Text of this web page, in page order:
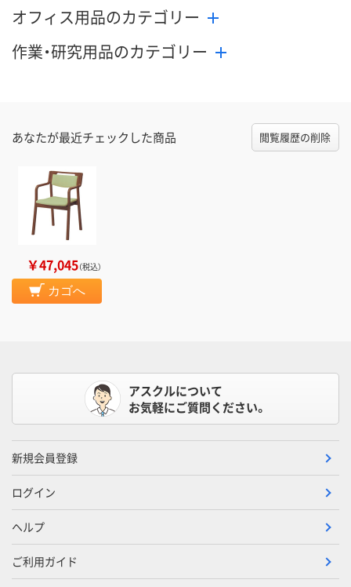
オフィス用品のカテゴリー
作業・研究用品のカテゴリー
あなたが最近チェックした商品 閲覧履歴の削除
￥47,045（税込）
カゴへ
アスクルについて
お気軽にご質問ください。
新規会員登録
ログイン
ヘルプ
ご利用ガイド